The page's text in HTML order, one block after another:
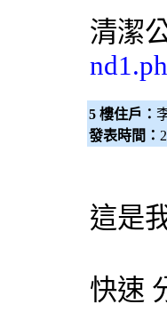
清潔
5 樓住戶：
發表時間：
這是
快速